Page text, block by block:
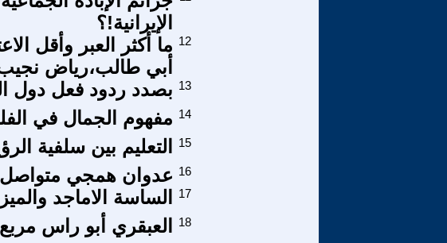
الإيرانية!؟
ما أكثر العبر وأقل
أبي طالب،رياض
12
بصدد ردود فعل دول 13
مفهوم الجمال في 14
التعليم بين سلفية 15
عدوان همجي متواصل 16
الساسة الاماجد 17
العبقري أبو راس مربع 18